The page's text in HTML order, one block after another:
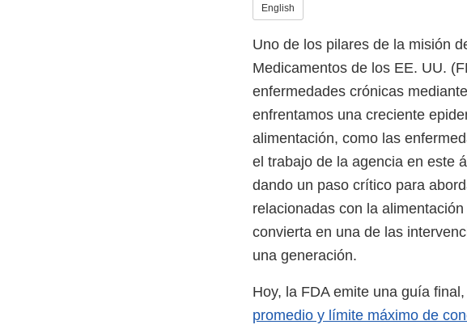
English
Uno de los pilares de la misión
Medicamentos de los EE. UU.
enfermedades crónicas
enfrentamos una creciente
alimentación, como las
el trabajo de la agencia en este
dando un paso crítico para
relacionadas con la
convierta en una de las
una generación.
Hoy, la FDA emite una guía final,
promedio y límite máximo de